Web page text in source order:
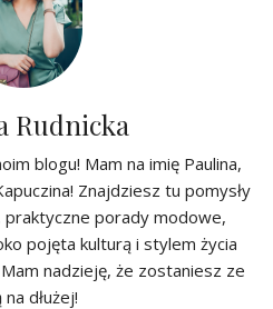
Rudnicka
blogu! Mam na imię Paulina,
Znajdziesz tu pomysły
praktyczne porady modowe,
pojęta kulturą i stylem życia
nadzieję, że zostaniesz ze
na dłużej!